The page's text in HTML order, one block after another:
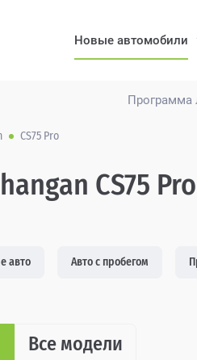
Программа
Новые автомобили
CS75 Pro
CS75
авто Авто с пробегом
Все модели